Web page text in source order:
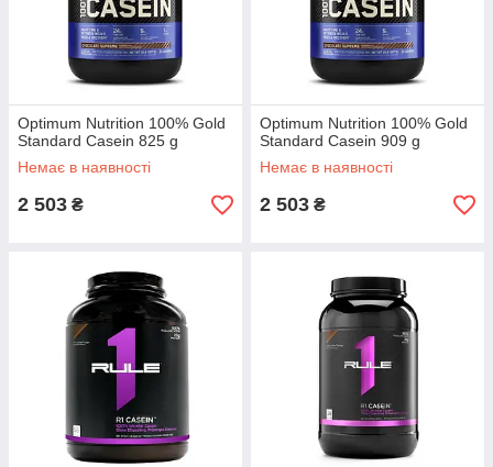
Optimum Nutrition 100% Gold
Standard Casein 825 g
Немає в наявності
2 503 ₴
Optimum Nutrition 100% Gold
Standard Casein 909 g
Немає в наявності
2 503 ₴